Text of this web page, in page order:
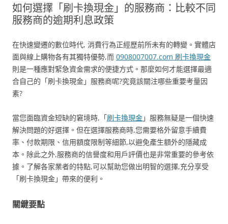
如何選擇「刷卡換現金」的服務商：比較不同
服務商的逾期利息政策
在快速變遷的數位時代, 消費行為正經歷前所未有的轉變。實體店
面與線上購物各有其獨特優勢,而 0908007007.com 刷卡換現金
則是一種應對緊急資金需求的便捷方式。那麼如何才能選擇最適
合自己的「刷卡換現金」服務商呢?究竟該關注哪些重要考量因
素?
當您面臨資金短缺的窘境時,「刷卡換現金」服務無疑是一個快速
解決問題的好選擇。但在選擇服務商時,您需要格外留意手續費
率、付款期限、信用額度限制等細節,以避免產生額外的隱藏成
本。除此之外,服務商的信譽度和用戶評價也是非常重要的參考依
據。了解各家業者的特點,可以幫助您做出明智的選擇,充分享受
「刷卡換現金」帶來的便利。
關鍵要點